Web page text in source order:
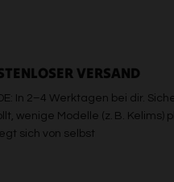
VERSAND
In 2–4 Werktagen bei dir.
wenige Modelle (z. B. Kelims)
sich von selbst